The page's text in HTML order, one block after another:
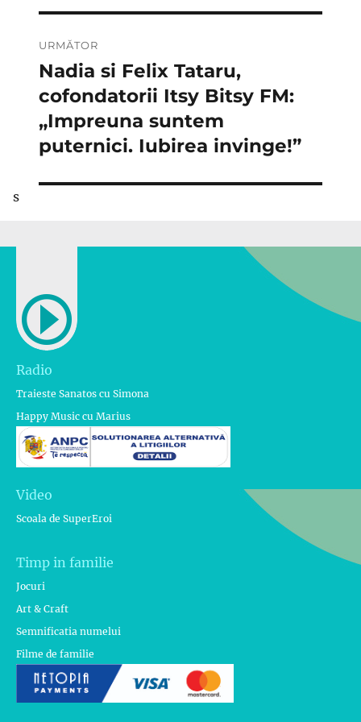
URMĂTOR
Articolul
următor:
Nadia si Felix Tataru,
cofondatorii Itsy Bitsy FM:
„Impreuna suntem
puternici. Iubirea invinge!”
s
Radio
Traieste Sanatos cu Simona
Happy Music cu Marius
Video
Scoala de SuperEroi
Timp in familie
Jocuri
Art & Craft
Semnificatia numelui
Filme de familie